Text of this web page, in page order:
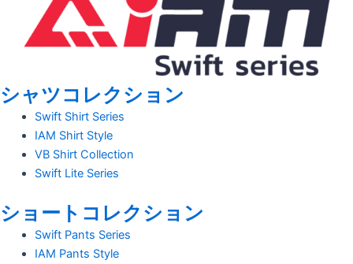
シャツコレクション
Swift Shirt Series
IAM Shirt Style
VB Shirt Collection
Swift Lite Series
ショートコレクション
Swift Pants Series
IAM Pants Style